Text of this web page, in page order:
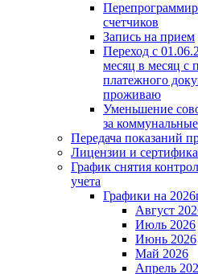
счетчиков
Запись на прием
Переход с
месяц в месяц с
платежного
проживаю
Уменьшение
за
Передача показаний
Лицензии и
График снятия
учета
Графики на
Август
Июль 2026
Июнь 2026
Май 2026
Апрель